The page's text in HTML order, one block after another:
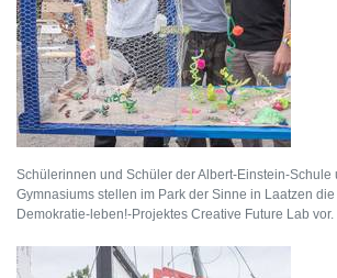
Schülerinnen und Schüler der Albert-Einstein-Schule
Gymnasiums stellen im Park der Sinne in Laatzen
Demokratie-leben!-Projektes Creative Future Lab vor.